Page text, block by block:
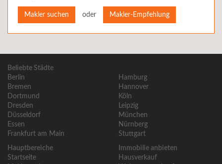
Makler suchen oder Makler-Empfehlung
Beliebte Städte
Berlin
Bremen
Dortmund
Dresden
Düsseldorf
Essen
Frankfurt am Main
Hamburg
Hannover
Köln
Leipzig
München
Nürnberg
Stuttgart
Hauptbereiche
Startseite
Immobilie anbieten
Hausverkauf